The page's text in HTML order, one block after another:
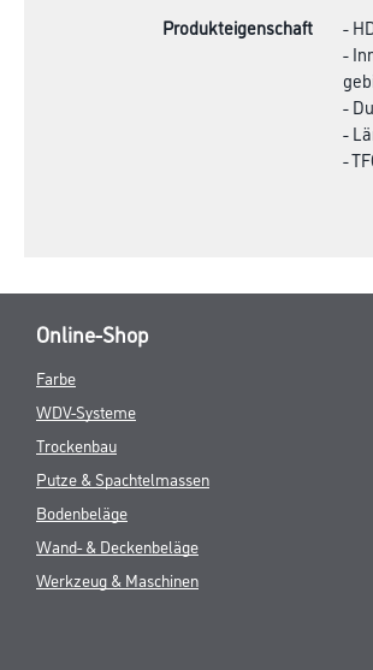
Produkteigenschaft
-
-
-
-
-
Online-Shop
Farbe
WDV-Systeme
Trockenbau
Putze & Spachtelmassen
Bodenbeläge
Wand- & Deckenbeläge
Werkzeug & Maschinen